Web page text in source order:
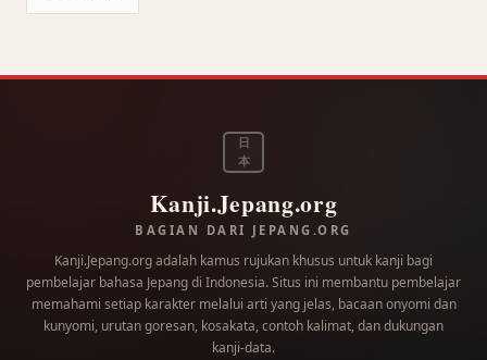
日
本
Kanji.Jepang.org
BAGIAN DARI JEPANG.ORG
Kanji.Jepang.org adalah kamus rujukan khusus untuk kanji bagi
pembelajar bahasa Jepang di Indonesia. Situs ini membantu pembelajar
memahami setiap karakter melalui arti yang jelas, bacaan onyomi dan
kunyomi, urutan goresan, kosakata, contoh kalimat, dan dukungan
kanji-data.